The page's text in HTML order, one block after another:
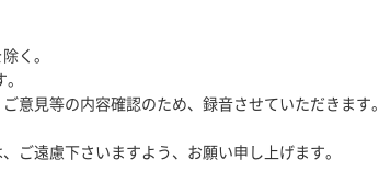
く。
意見等の内容確認のため、録音させていただきます。
ご遠慮下さいますよう、お願い申し上げます。